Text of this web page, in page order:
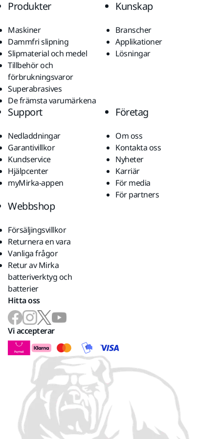
Produkter
Maskiner
Dammfri slipning
Slipmaterial och medel
Tillbehör och
förbrukningsvaror
Superabrasives
De främsta varumärkena
Kunskap
Branscher
Applikationer
Lösningar
Support
Nedladdningar
Garantivillkor
Kundservice
Hjälpcenter
myMirka-appen
Företag
Om oss
Kontakta oss
Nyheter
Karriär
För media
För partners
Webbshop
Försäljingsvillkor
Returnera en vara
Vanliga frågor
Retur av Mirka
batteriverktyg och
batterier
Hitta oss
Vi accepterar